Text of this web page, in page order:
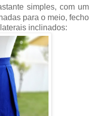
simples, com um
para o meio, fecho
inclinados: